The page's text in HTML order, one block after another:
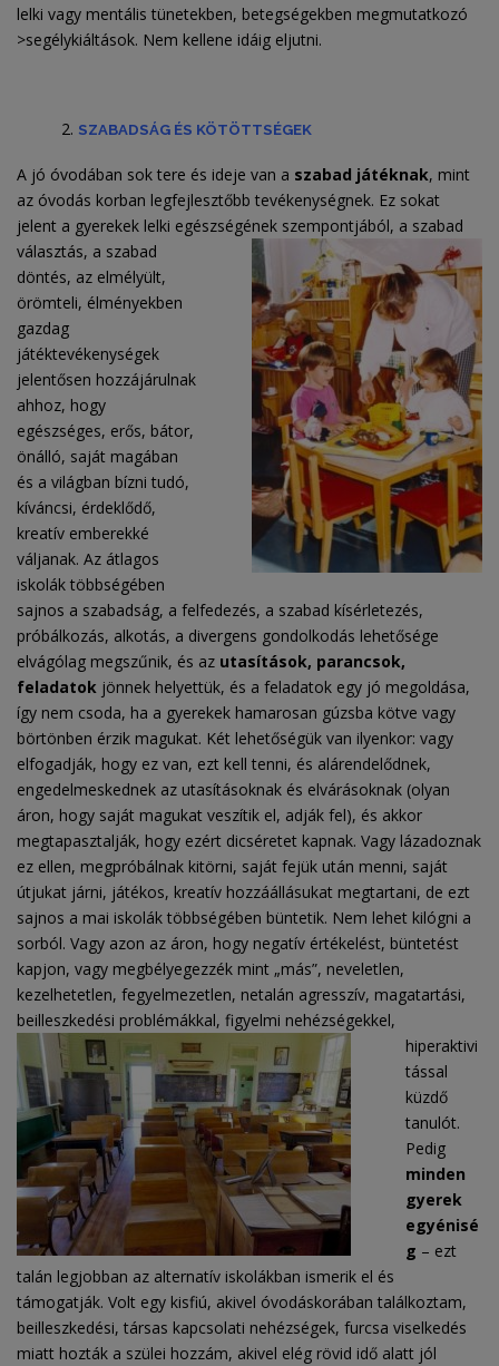
lelki vagy mentális tünetekben, betegségekben megmutatkozó
>segélykiáltások. Nem kellene idáig eljutni.
SZABADSÁG ÉS KÖTÖTTSÉGEK
A jó óvodában sok tere és ideje van a szabad játéknak, mint
az óvodás korban legfejlesztőbb tevékenységnek. Ez sokat
jelent a gyerekek lelki egészségének szempontjából, a szabad
választás, a szabad
döntés, az elmélyült,
örömteli, élményekben
gazdag
játéktevékenységek
jelentősen hozzájárulnak
ahhoz, hogy
egészséges, erős, bátor,
önálló, saját magában
és a világban bízni tudó,
kíváncsi, érdeklődő,
kreatív emberekké
váljanak. Az átlagos
iskolák többségében
sajnos a szabadság, a felfedezés, a szabad kísérletezés,
próbálkozás, alkotás, a divergens gondolkodás lehetősége
elvágólag megszűnik, és az utasítások, parancsok,
feladatok jönnek helyettük, és a feladatok egy jó megoldása,
így nem csoda, ha a gyerekek hamarosan gúzsba kötve vagy
börtönben érzik magukat. Két lehetőségük van ilyenkor: vagy
elfogadják, hogy ez van, ezt kell tenni, és alárendelődnek,
engedelmeskednek az utasításoknak és elvárásoknak (olyan
áron, hogy saját magukat veszítik el, adják fel), és akkor
megtapasztalják, hogy ezért dicséretet kapnak. Vagy lázadoznak
ez ellen, megpróbálnak kitörni, saját fejük után menni, saját
útjukat járni, játékos, kreatív hozzáállásukat megtartani, de ezt
sajnos a mai iskolák többségében büntetik. Nem lehet kilógni a
sorból. Vagy azon az áron, hogy negatív értékelést, büntetést
kapjon, vagy megbélyegezzék mint „más”, neveletlen,
kezelhetetlen, fegyelmezetlen, netalán agresszív, magatartási,
beilleszkedési problémákkal, figyelmi nehézségekkel,
hiperaktivi
tással
küzdő
tanulót.
Pedig
minden
gyerek
egyénisé
g – ezt
talán legjobban az alternatív iskolákban ismerik el és
támogatják. Volt egy kisfiú, akivel óvodáskorában találkoztam,
beilleszkedési, társas kapcsolati nehézségek, furcsa viselkedés
miatt hozták a szülei hozzám, akivel elég rövid idő alatt jól